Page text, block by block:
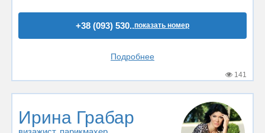
+38 (093) 530..показать номер
Подробнее
141
Ирина Грабар